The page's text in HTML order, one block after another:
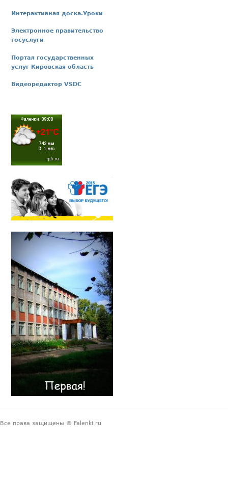
Интерактивная доска.Уроки
Электронное правительство
госуслуги
Портал государственных
услуг Кировская область
Видеоредактор VSDC
Все права защищены © Falenki.ru